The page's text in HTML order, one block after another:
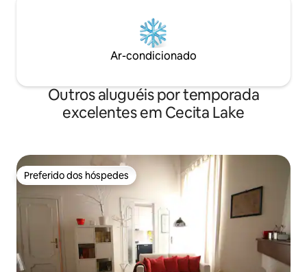
Ar-condicionado
Outros aluguéis por temporada
excelentes em Cecita Lake
Preferido dos hóspedes
Preferido dos hóspedes